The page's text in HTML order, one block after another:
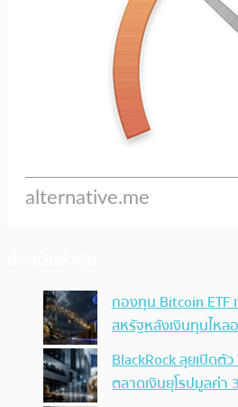
กองทุน Bitcoin ETF
สหรัฐหลังเงินทุนไหล
BlackRock ลุยเปิดตั
ตลาดเงินยุโรปมูลค่า